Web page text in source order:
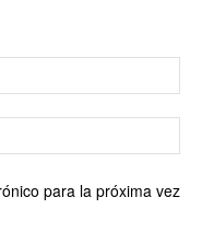
para la próxima vez